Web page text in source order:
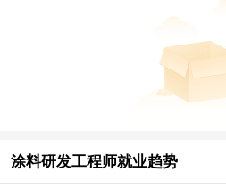
涂料研发工程师就业趋势